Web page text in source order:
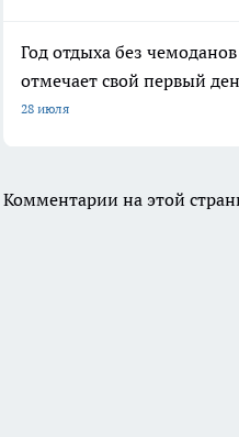
Год отдыха без
отмечает свой первый
28 июля
Комментарии на этой